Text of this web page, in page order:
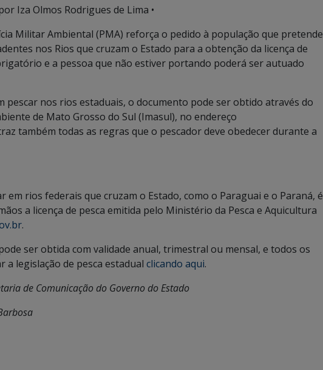
Iza Olmos Rodrigues de Lima •
Militar Ambiental (PMA) reforça o pedido à população que pretende
nos Rios que cruzam o Estado para a obtenção da licença de
e a pessoa que não estiver portando poderá ser autuado
pescar nos rios estaduais, o documento pode ser obtido através do
de Mato Grosso do Sul (Imasul), no endereço
também todas as regras que o pescador deve obedecer durante a
em rios federais que cruzam o Estado, como o Paraguai e o Paraná, é
a licença de pesca emitida pelo Ministério da Pesca e Aquicultura
.
ser obtida com validade anual, trimestral ou mensal, e todos os
a legislação de pesca estadual clicando aqui.
de Comunicação do Governo do Estado